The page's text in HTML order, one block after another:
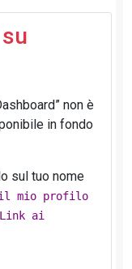
non è
in fondo
sul tuo nome
mio profilo
Link ai